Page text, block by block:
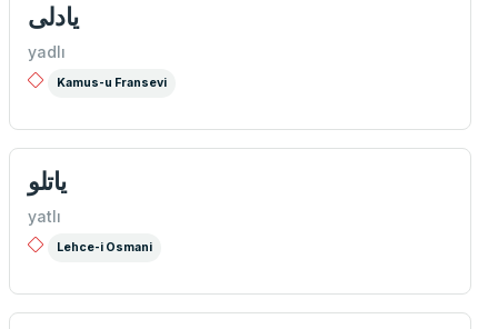
يادلی
yadlı
Kamus-u Fransevi
یاتلو
yatlı
Lehce-i Osmani